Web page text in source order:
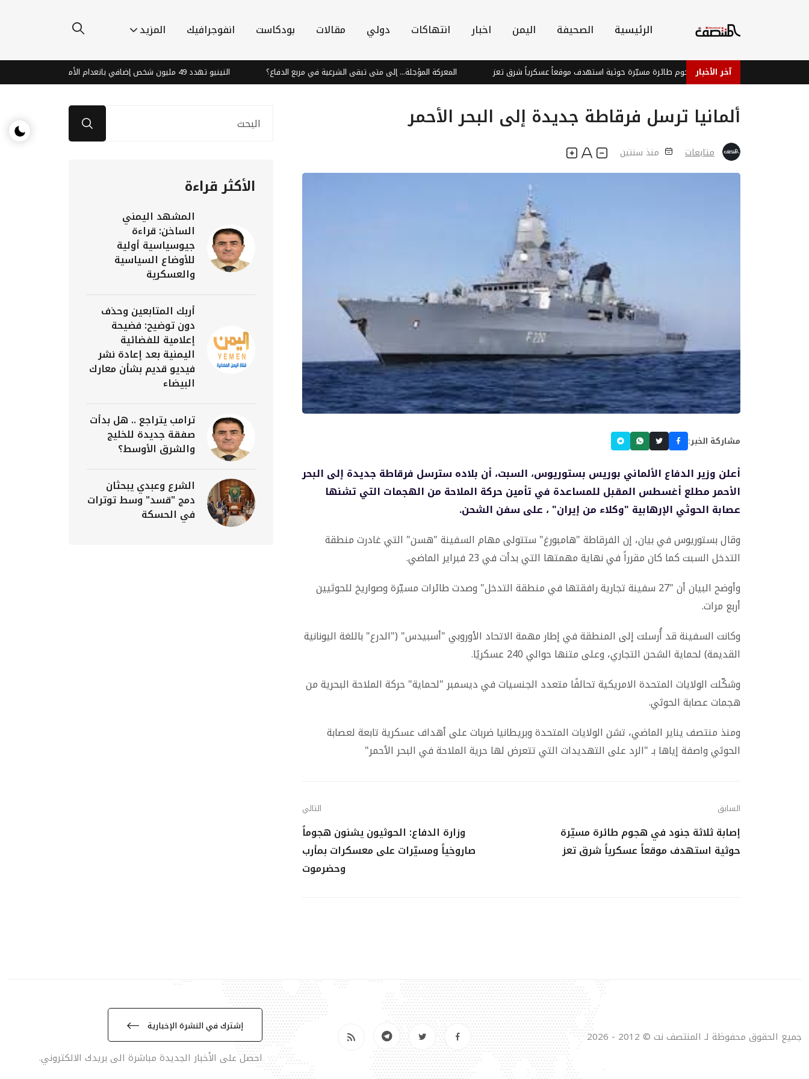
الرئيسية الصحيفة اليمن اخبار انتهاكات دولي مقالات بودكاست انفوجرافيك المزيد
آخر الأخبار
إصابة ثلاثة جنود في هجوم طائرة مسيّرة حوثية استهدف موقعاً عسكرياً شرق تعز المعركة المؤجلة... إلى متى تبقى الشرعية في مربع الدفاع؟ النينيو تهدد 49 مليون شخص إضافي بانعدام الأمن الغذائي بحلول نهاية 2027
ألمانيا ترسل فرقاطة جديدة إلى البحر الأحمر
متابعات منذ سنتين
مشاركة الخبر:
أعلن وزير الدفاع الألماني بوريس بستوريوس، السبت، أن بلاده سترسل فرقاطة جديدة إلى البحر
الأحمر مطلع أغسطس المقبل للمساعدة في تأمين حركة الملاحة من الهجمات التي تشنها
عصابة الحوثي الإرهابية "وكلاء من إيران" ، على سفن الشحن.
وقال بستوريوس في بيان، إن الفرقاطة "هامبورغ" ستتولى مهام السفينة "هسن" التي غادرت منطقة
التدخل السبت كما كان مقرراً في نهاية مهمتها التي بدأت في 23 فبراير الماضي.
وأوضح البيان أن "27 سفينة تجارية رافقتها في منطقة التدخل" وصدت طائرات مسيّرة وصواريخ للحوثيين
أربع مرات.
وكانت السفينة قد أُرسلت إلى المنطقة في إطار مهمة الاتحاد الأوروبي "أسبيدس" ("الدرع" باللغة اليونانية
القديمة) لحماية الشحن التجاري، وعلى متنها حوالي 240 عسكريًا.
وشكّلت الولايات المتحدة الامريكية تحالفًا متعدد الجنسيات في ديسمبر "لحماية" حركة الملاحة البحرية من
هجمات عصابة الحوثي.
ومنذ منتصف يناير الماضي، تشن الولايات المتحدة وبريطانيا ضربات على أهداف عسكرية تابعة لعصابة
الحوثي واصفة إياها بـ "الرد على التهديدات التي تتعرض لها حرية الملاحة في البحر الأحمر"
السابق
إصابة ثلاثة جنود في هجوم طائرة مسيّرة
حوثية استهدف موقعاً عسكرياً شرق تعز
التالي
وزارة الدفاع: الحوثيون يشنون هجوماً
صاروخياً ومسيّرات على معسكرات بمأرب
وحضرموت
الأكثر قراءة
المشهد اليمني
الساخن: قراءة
جيوسياسية أولية
للأوضاع السياسية
والعسكرية
أربك المتابعين وحذف
دون توضيح: فضيحة
إعلامية للفضائية
اليمنية بعد إعادة نشر
فيديو قديم بشأن معارك
البيضاء
ترامب يتراجع .. هل بدأت
صفقة جديدة للخليج
والشرق الأوسط؟
الشرع وعبدي يبحثان
دمج "قسد" وسط توترات
في الحسكة
جميع الحقوق محفوظة لـ المنتصف نت © 2012 - 2026
إشترك في النشرة الإخبارية
احصل على الأخبار الجديدة مباشرة الى بريدك الالكتروني.